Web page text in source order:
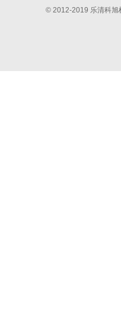
© 2012-2019 乐清科旭